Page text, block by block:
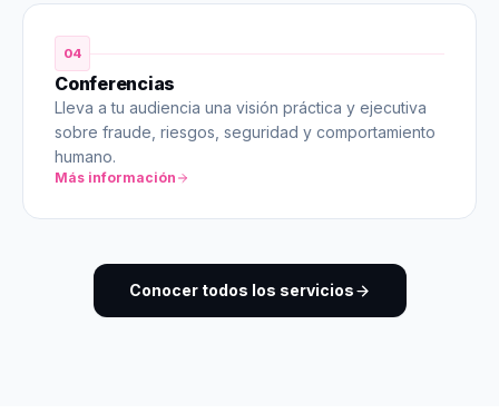
04
Conferencias
Lleva a tu audiencia una visión práctica y ejecutiva
sobre fraude, riesgos, seguridad y comportamiento
humano.
Más información
Conocer todos los servicios